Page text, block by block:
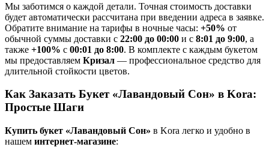
Мы заботимся о каждой детали. Точная стоимость доставки
будет автоматически рассчитана при введении адреса в заявке.
Обратите внимание на тарифы в ночные часы: +50% от
обычной суммы доставки с 22:00 до 00:00 и с 8:01 до 9:00, а
также +100% с 00:01 до 8:00. В комплекте с каждым букетом
мы предоставляем Кризал — профессиональное средство для
длительной стойкости цветов.
Как Заказать Букет «Лавандовый Сон» в Kora:
Простые Шаги
Купить букет «Лавандовый Сон» в Kora легко и удобно в
нашем интернет-магазине: